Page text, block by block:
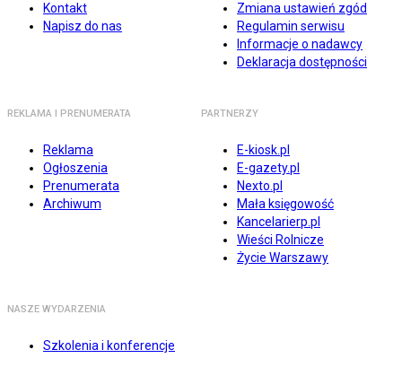
Kontakt
Napisz do nas
Zmiana ustawień zgód
Regulamin serwisu
Informacje o nadawcy
Deklaracja dostępności
REKLAMA I PRENUMERATA
Reklama
Ogłoszenia
Prenumerata
Archiwum
PARTNERZY
E-kiosk.pl
E-gazety.pl
Nexto.pl
Mała księgowość
Kancelarierp.pl
Wieści Rolnicze
Życie Warszawy
NASZE WYDARZENIA
Szkolenia i konferencje